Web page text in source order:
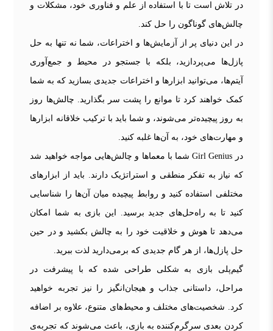
در تلاش است تا با استفاده از علم و فناوری خود، مشکلات و
چالش‌های گوناگون را حل کند.
در این دنیای پر از آزمایش‌ها و اختراعات، شما نه تنها به حل
پازل‌ها می‌پردازید، بلکه با جستجو در محیط و جمع‌آوری
آیتم‌ها، می‌توانید ابزارها و اختراعات جدیدی بسازید که به شما
کمک خواهند کرد تا موانع را پشت سر بگذارید. چالش‌ها روز
به روز پیچیده‌تر می‌شوند، و شما باید با ترکیب خلاقانه ابزارها
و مهارت‌های خود، به آن‌ها غلبه کنید.
در Girl Genius شما با معماها و چالش‌هایی مواجه خواهید شد
که نیاز به تفکر منطقی و استراتژیک دارند. باید از ابزارهای
مختلفی استفاده کنید و روابط پیچیده میان آن‌ها را شناسایی
کنید تا به راه‌حل‌های جدید برسید. این بازی به شما امکان
می‌دهد تا هوش و خلاقیت خود را به چالش بکشید و در حین
حل پازل‌ها، از هر گام جدیدی که برمی‌دارید لذت ببرید.
گیم‌پلی بازی به شکلی طراحی شده که با پیشرفت در
مراحل، داستانی جذاب و هیجان‌انگیز را نیز تجربه خواهید
کرد. شخصیت‌های مختلف و محیط‌های متنوع، علاوه بر اضافه
کردن بعدی سرگرم‌کننده به بازی، باعث می‌شوند که تجربه‌ی